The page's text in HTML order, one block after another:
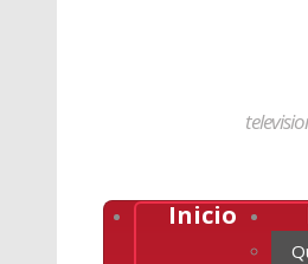
Inicio